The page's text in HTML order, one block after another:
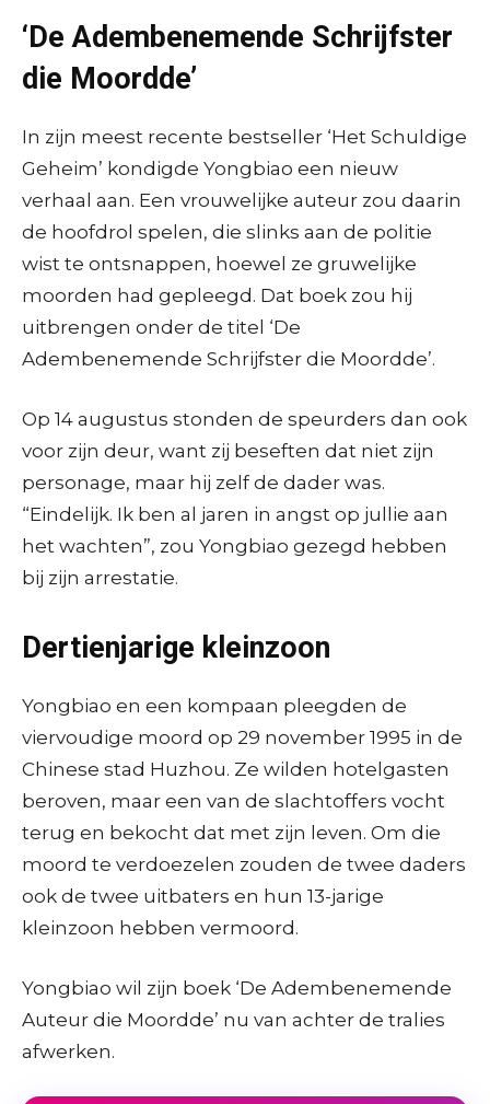
‘De Adembenemende Schrijfster
die Moordde’
In zijn meest recente bestseller ‘Het Schuldige
Geheim’ kondigde Yongbiao een nieuw
verhaal aan. Een vrouwelijke auteur zou daarin
de hoofdrol spelen, die slinks aan de politie
wist te ontsnappen, hoewel ze gruwelijke
moorden had gepleegd. Dat boek zou hij
uitbrengen onder de titel ‘De
Adembenemende Schrijfster die Moordde’.
Op 14 augustus stonden de speurders dan ook
voor zijn deur, want zij beseften dat niet zijn
personage, maar hij zelf de dader was.
“Eindelijk. Ik ben al jaren in angst op jullie aan
het wachten”, zou Yongbiao gezegd hebben
bij zijn arrestatie.
Dertienjarige kleinzoon
Yongbiao en een kompaan pleegden de
viervoudige moord op 29 november 1995 in de
Chinese stad Huzhou. Ze wilden hotelgasten
beroven, maar een van de slachtoffers vocht
terug en bekocht dat met zijn leven. Om die
moord te verdoezelen zouden de twee daders
ook de twee uitbaters en hun 13-jarige
kleinzoon hebben vermoord.
Yongbiao wil zijn boek ‘De Adembenemende
Auteur die Moordde’ nu van achter de tralies
afwerken.